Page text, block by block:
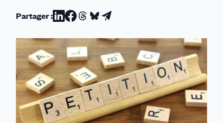
Partager :Partager
sur
Linkedin
Partager
sur
Facebook
Partager
sur
Threads
Partager
sur
Bluesky
Partager
par
email